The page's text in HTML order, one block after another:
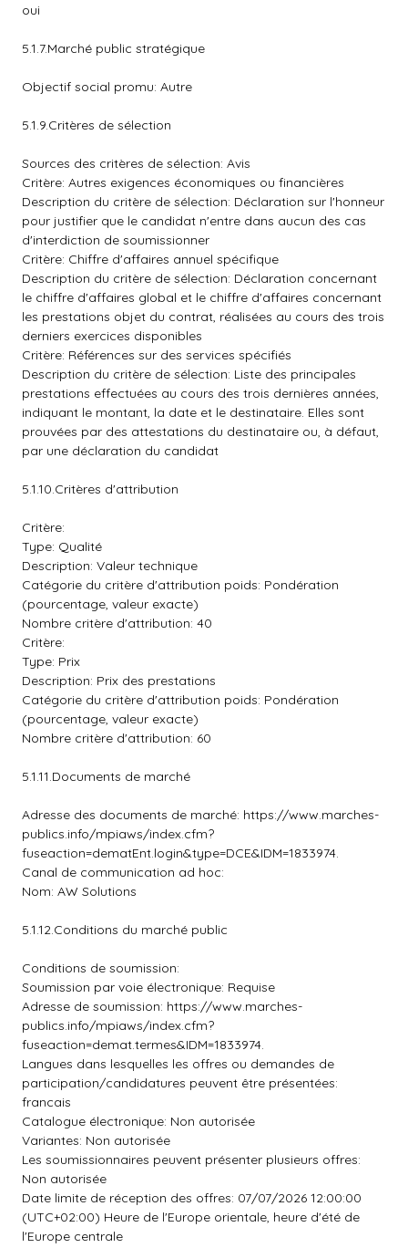
oui
5.1.7.Marché public stratégique
Objectif social promu: Autre
5.1.9.Critères de sélection
Sources des critères de sélection: Avis
Critère: Autres exigences économiques ou financières
Description du critère de sélection: Déclaration sur l'honneur
pour justifier que le candidat n'entre dans aucun des cas
d'interdiction de soumissionner
Critère: Chiffre d'affaires annuel spécifique
Description du critère de sélection: Déclaration concernant
le chiffre d'affaires global et le chiffre d'affaires concernant
les prestations objet du contrat, réalisées au cours des trois
derniers exercices disponibles
Critère: Références sur des services spécifiés
Description du critère de sélection: Liste des principales
prestations effectuées au cours des trois dernières années,
indiquant le montant, la date et le destinataire. Elles sont
prouvées par des attestations du destinataire ou, à défaut,
par une déclaration du candidat
5.1.10.Critères d'attribution
Critère:
Type: Qualité
Description: Valeur technique
Catégorie du critère d'attribution poids: Pondération
(pourcentage, valeur exacte)
Nombre critère d'attribution: 40
Critère:
Type: Prix
Description: Prix des prestations
Catégorie du critère d'attribution poids: Pondération
(pourcentage, valeur exacte)
Nombre critère d'attribution: 60
5.1.11.Documents de marché
Adresse des documents de marché: https://www.marches-
publics.info/mpiaws/index.cfm?
fuseaction=dematEnt.login&type=DCE&IDM=1833974.
Canal de communication ad hoc:
Nom: AW Solutions
5.1.12.Conditions du marché public
Conditions de soumission:
Soumission par voie électronique: Requise
Adresse de soumission: https://www.marches-
publics.info/mpiaws/index.cfm?
fuseaction=demat.termes&IDM=1833974.
Langues dans lesquelles les offres ou demandes de
participation/candidatures peuvent être présentées:
francais
Catalogue électronique: Non autorisée
Variantes: Non autorisée
Les soumissionnaires peuvent présenter plusieurs offres:
Non autorisée
Date limite de réception des offres: 07/07/2026 12:00:00
(UTC+02:00) Heure de l'Europe orientale, heure d'été de
l'Europe centrale